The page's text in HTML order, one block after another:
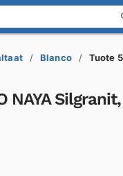
Blanco Tuote
NAYA